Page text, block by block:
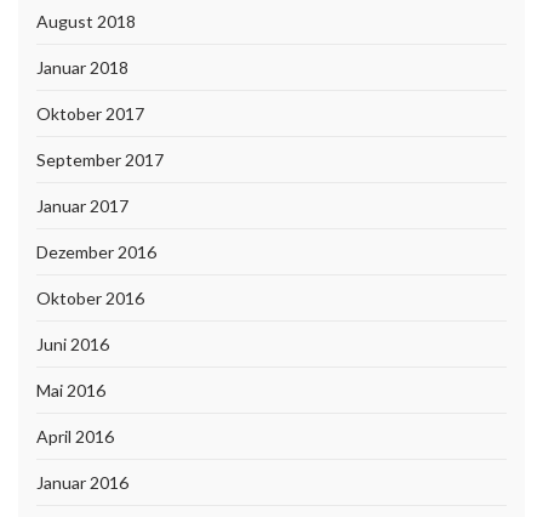
August 2018
Januar 2018
Oktober 2017
September 2017
Januar 2017
Dezember 2016
Oktober 2016
Juni 2016
Mai 2016
April 2016
Januar 2016